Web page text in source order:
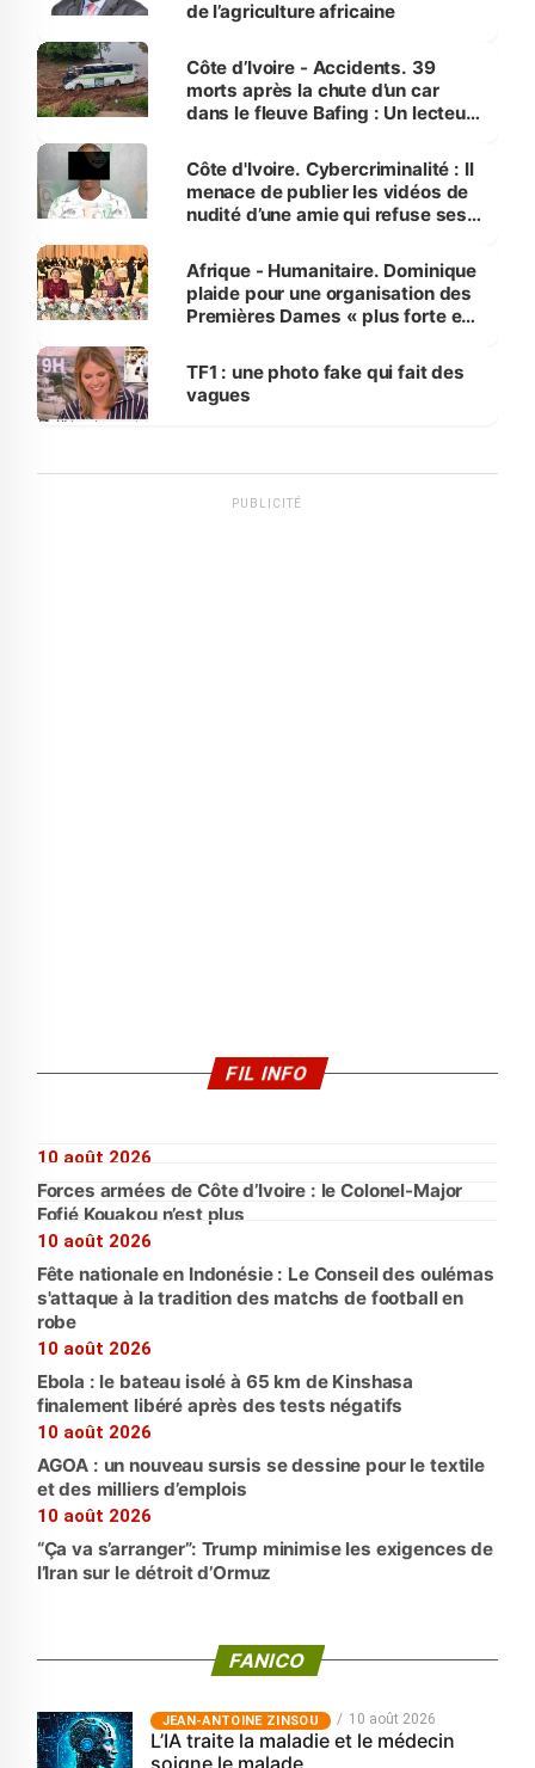
de l’agriculture africaine
Côte d’Ivoire - Accidents. 39
morts après la chute d’un car
dans le fleuve Bafing : Un lecteur
des Transports
Côte d'Ivoire. Cybercriminalité : Il
menace de publier les vidéos de
nudité d’une amie qui refuse ses
Afrique - Humanitaire. Dominique
plaide pour une organisation des
Premières Dames « plus forte et
sur la scène internationale »
TF1 : une photo fake qui fait des
vagues
PUBLICITÉ
FIL INFO
10 août 2026
Forces armées de Côte d’Ivoire : le Colonel-Major
Fofié Kouakou n’est plus
10 août 2026
Fête nationale en Indonésie : Le Conseil des oulémas
s'attaque à la tradition des matchs de football en
robe
10 août 2026
Ebola : le bateau isolé à 65 km de Kinshasa
finalement libéré après des tests négatifs
10 août 2026
AGOA : un nouveau sursis se dessine pour le textile
et des milliers d’emplois
10 août 2026
“Ça va s’arranger”: Trump minimise les exigences de
l’Iran sur le détroit d’Ormuz
FANICO
JEAN-ANTOINE ZINSOU 10 août 2026
L’IA traite la maladie et le médecin